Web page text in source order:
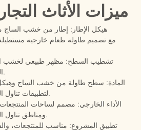
ميزات الأثاث
هيكل الإطار: إطار من خشب
تشطيب السطح: مظهر طبيعي لخشب
الطاولة على شكل ألواح.
المادة: سطح طاولة من خشب الساج
لتطبيقات تناول الطعام في الهواء الطلق.
الأداء الخارجي: مصمم لساحات
ومناطق تناول الطعام في الهواء الطلق.
تطبيق المشروع: مناسب للمنتجعات،